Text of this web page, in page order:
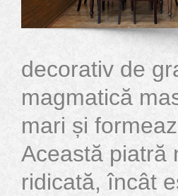
decorativ de
magmatică
mari și
Această piatră
ridicată, încât